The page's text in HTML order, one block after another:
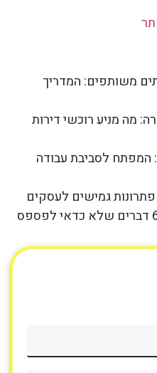
משותפים: המדריך
מה מניע רוכשי דירות
המפתח לסביבת עבודה
גמישים לעסקים